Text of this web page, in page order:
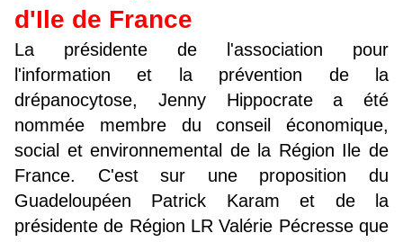
d'Ile de France
La présidente de l'association pour
l'information et la prévention de la
drépanocytose, Jenny Hippocrate a été
nommée membre du conseil économique,
social et environnemental de la Région Ile de
France. C'est sur une proposition du
Guadeloupéen Patrick Karam et de la
présidente de Région LR Valérie Pécresse que